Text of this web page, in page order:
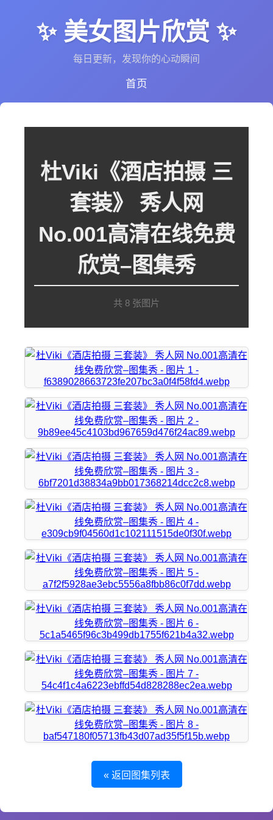
✨ 美女图片欣赏 ✨
每日更新，发现你的心动瞬间
首页
杜Viki《酒店拍摄 三
套装》 秀人网
No.001高清在线免费
欣赏–图集秀
共 8 张图片
« 返回图集列表